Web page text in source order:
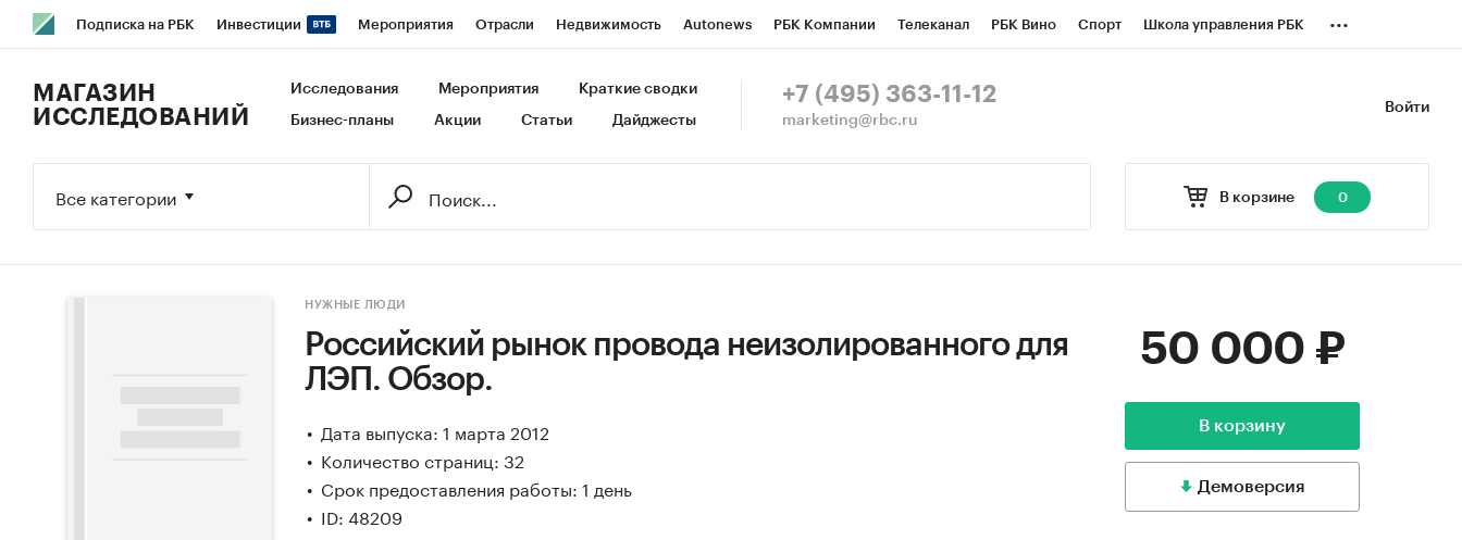
Подписка на РБК Инвестиции Мероприятия Отрасли Недвижимость Autonews РБК Компании Телеканал РБК Вино Спорт Школа управления РБК
Исследования Кредитные рейтинги Франшизы Газета Спецпроекты СПб Конференции СПб Спецпроекты
...
Войти
МАГАЗИН
ИССЛЕДОВАНИЙ
Исследования Мероприятия Краткие сводки
Бизнес-планы Акции Статьи Дайджесты
+7 (495) 363-11-12
marketing@rbc.ru
В корзине 0
Все категории
НУЖНЫЕ ЛЮДИ
Российский рынок провода неизолированного для
ЛЭП. Обзор.
Дата выпуска: 1 марта 2012
Количество страниц: 32
Срок предоставления работы: 1 день
ID: 48209
50 000 ₽
В корзину
Демоверсия